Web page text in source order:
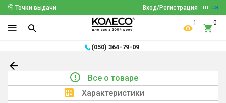
ru ua
Вход/Регистрация
Точки выдачи
1 0
(050) 364-79-09
Все о товаре
Характеристики